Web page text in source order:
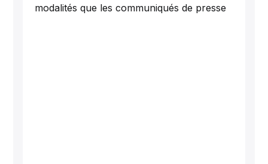
modalités que les communiqués de presse